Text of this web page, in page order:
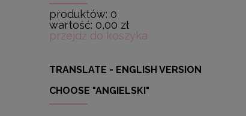
produktów: 0
wartość: 0,00 zł
przejdź do koszyka
TRANSLATE - ENGLISH VERSION
CHOOSE "ANGIELSKI"